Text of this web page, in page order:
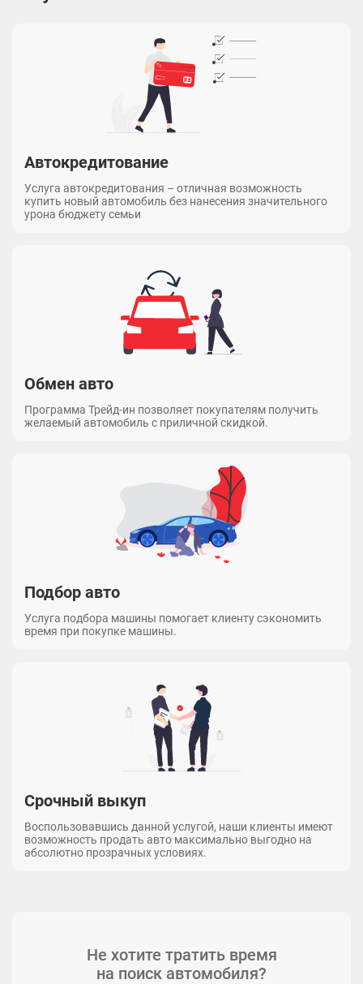
Автокредитование
Услуга автокредитования – отличная возможность
купить новый автомобиль без нанесения значительного
урона бюджету семьи
Обмен авто
Программа Трейд-ин позволяет покупателям получить
желаемый автомобиль с приличной скидкой.
Подбор авто
Услуга подбора машины помогает клиенту сэкономить
время при покупке машины.
Срочный выкуп
Воспользовавшись данной услугой, наши клиенты имеют
возможность продать авто максимально выгодно на
абсолютно прозрачных условиях.
Не хотите тратить время
на поиск автомобиля?